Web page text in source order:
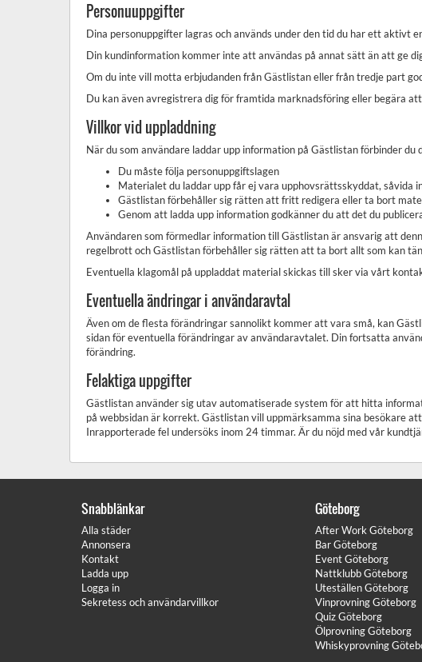
Personuuppgifter
Dina personuppgifter lagras och används under den tid du har ett aktivt
Din kundinformation kommer inte att användas på annat sätt än att ge
Om du inte vill motta erbjudanden från Gästlistan eller från tredje part
Du kan även avregistrera dig för framtida marknadsföring eller begära
Villkor vid uppladdning
När du som användare laddar upp information på Gästlistan förbinder du
Du måste följa personuppgiftslagen
Materialet du laddar upp får ej vara upphovsrättsskyddat,
Gästlistan förbehåller sig rätten att fritt redigera eller ta bort
Genom att ladda upp information godkänner du att det du
Användaren som förmedlar information till Gästlistan är ansvarig att
regelbrott och Gästlistan förbehåller sig rätten att ta bort allt som kan
Eventuella klagomål på uppladdat material skickas till sker via vårt
Eventuella ändringar i användaravtal
Även om de flesta förändringar sannolikt kommer att vara små, kan
sidan för eventuella förändringar av användaravtalet. Din fortsatta
förändring.
Felaktiga uppgifter
Gästlistan använder sig utav automatiserade system för att hitta
på webbsidan är korrekt. Gästlistan vill uppmärksamma sina besökare
Inrapporterade fel undersöks inom 24 timmar. Är du nöjd med vår
Snabblänkar
Alla städer
Annonsera
Kontakt
Ladda upp
Logga in
Sekretess och användarvillkor
Göteborg
After Work Göteborg
Bar Göteborg
Event Göteborg
Nattklubb Göteborg
Uteställen Göteborg
Vinprovning Göteborg
Quiz Göteborg
Ölprovning Göteborg
Whiskyprovning